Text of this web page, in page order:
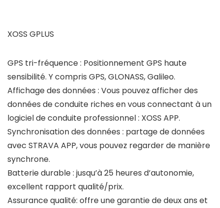
XOSS GPLUS
GPS tri-fréquence : Positionnement GPS haute
sensibilité. Y compris GPS, GLONASS, Galileo.
Affichage des données : Vous pouvez afficher des
données de conduite riches en vous connectant à un
logiciel de conduite professionnel : XOSS APP.
Synchronisation des données : partage de données
avec STRAVA APP, vous pouvez regarder de manière
synchrone.
Batterie durable : jusqu’à 25 heures d’autonomie,
excellent rapport qualité/prix.
Assurance qualité: offre une garantie de deux ans et